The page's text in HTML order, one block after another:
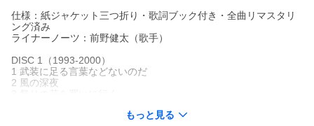
仕様：紙ジャケット三つ折り・歌詞ブック付き・全曲リマスタリ
ング済み
ライナーノーツ：前野健太（歌手）
DISC 1（1993-2000）
1 武装に足る言葉などないのだ
2 風の深夜
5 少年老いやすく ガクッとなりやすし
もっと見る